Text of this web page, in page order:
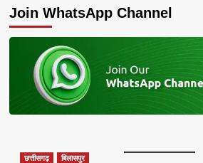
Join WhatsApp Channel
छत्तीसगढ़ बिलासपुर